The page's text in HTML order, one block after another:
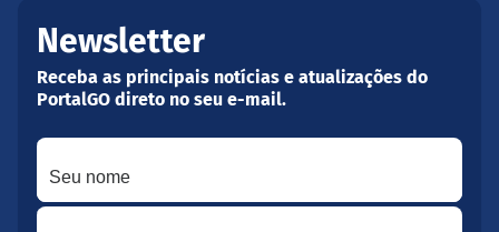
Newsletter
Receba as principais notícias e atualizações do
PortalGO direto no seu e-mail.
Seu nome
Seu melhor e-mail